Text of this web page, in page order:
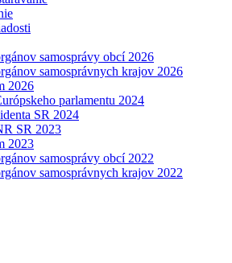
samosprávy obcí 2026
samosprávnych krajov 2026
2026
parlamentu 2024
SR 2024
SR 2023
2023
samosprávy obcí 2022
samosprávnych krajov 2022